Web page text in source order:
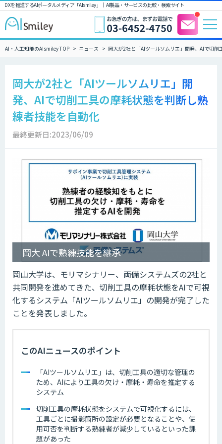
DXを推進するAIポータルメディア「AIsmiley」｜ AI製品・サービスの比較・検索サイト
AI・人工知能のAIsmiley TOP ニュース 岡大が2社と「AIツールソムリエ」開発、AIで切
岡大が2社と「AIツールソムリエ」開
発、AIで切削工具の摩耗状態を判断し熟
練者技能を自動化
最終更新日:2023/06/09
岡大 AIで熟練技能を継承
岡山大学は、モリマシナリー、両備システムズの2社と
共同開発を進めてきた、切削工具の摩耗状態をAIで可視
化するシステム「AIツールソムリエ」の開発が完了した
ことを発表しました。
このAIニュースのポイント
「AIツールソムリエ」は、切削工具の適切な管理の
ため、AIにより工具の欠け・摩耗・寿命を推定する
システム
切削工具の摩耗状態をシステムで可視化するには、
工具ごとに撮影箇所の設定が必要となることや、使
用可否を判断する熟練者が減少しているといった課
題があった